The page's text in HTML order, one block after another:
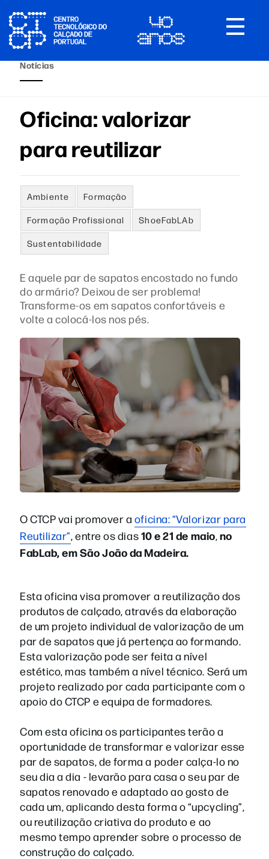
Toggle
Notícias
Oficina: valorizar
para reutilizar
Ambiente Formação
Formação Profissional ShoeFabLAb
Sustentabilidade
E aquele par de sapatos encostado no fundo
do armário? Deixou de ser problema!
Transforme-os em sapatos confortáveis e
volte a colocá-los nos pés.
O CTCP vai promover a oficina: “Valorizar para
Reutilizar”, entre os dias10 e 21 de maio,no
FabLab, em São João da Madeira.
Esta oficina visa promover a reutilização dos
produtos de calçado, através da elaboração
de um projeto individual de valorização de um
par de sapatos que já pertença ao formando.
Esta valorização pode ser feita a nível
estético, mas também a nível técnico. Será um
projeto realizado por cada participante com o
apoio do CTCP e equipa de formadores.
Com esta oficina os participantes terão a
oportunidade de transformar e valorizar esse
par de sapatos, de forma a poder calça-lo no
seu dia a dia - levarão para casa o seu par de
sapatos renovado e adaptado ao gosto de
cada um, aplicando desta forma o “upcycling”,
ou reutilização criativa do produto e ao
mesmo tempo aprender sobre o processo de
construção do calçado.